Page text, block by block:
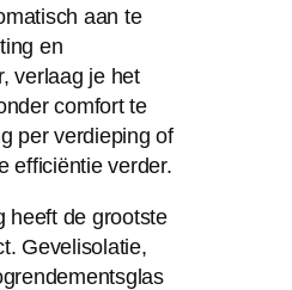
aan te
en
verlaag je het
comfort te
per verdieping of
efficiëntie verder.
heeft de grootste
Gevelisolatie,